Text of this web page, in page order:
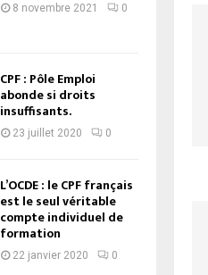
8 novembre 2021 0
CPF : Pôle Emploi
abonde si droits
insuffisants.
23 juillet 2020 0
L’OCDE : le CPF français
est le seul véritable
compte individuel de
formation
22 janvier 2020 0